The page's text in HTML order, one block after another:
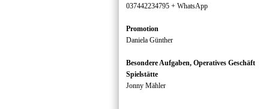
037442234795 + WhatsApp
Promotion
Daniela Günther
Besondere Aufgaben, Operatives Geschäft
Spielstätte
Jonny Mähler